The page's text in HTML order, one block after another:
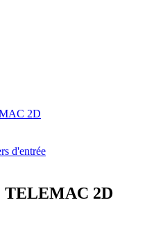
2D
d'entrée
TELEMAC 2D